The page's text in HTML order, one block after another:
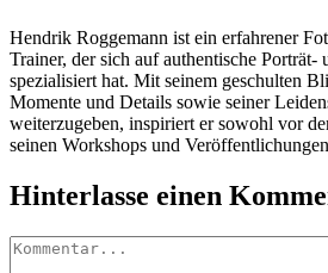
Hendrik Roggemann ist ein erfahrener
Trainer, der sich auf authentische Porträt-
spezialisiert hat. Mit seinem geschulten
Momente und Details sowie seiner
weiterzugeben, inspiriert er sowohl vor
seinen Workshops und
Hinterlasse einen
Kommentar